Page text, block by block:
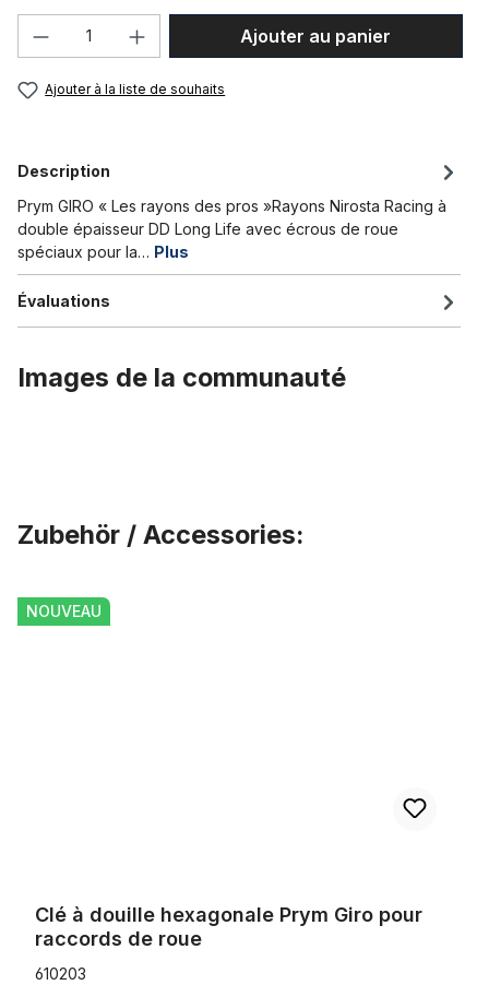
Quantité de produit : Entrez la
Ajouter au panier
Ajouter à la liste de souhaits
Description
Prym GIRO « Les rayons des pros »Rayons Nirosta Racing à
double épaisseur DD Long Life avec écrous de roue
spéciaux pour la… Plus
Évaluations
Images de la communauté
Zubehör / Accessories:
Clé à douille hexagonale Prym Giro pour raccords de roue
NOUVEAU
Clé à douille hexagonale Prym Giro pour
raccords de roue
610203